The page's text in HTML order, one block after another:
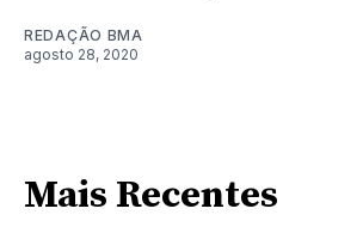
REDAÇÃO BMA
agosto 28, 2020
Mais Recentes